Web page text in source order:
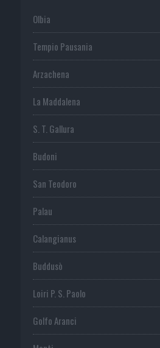
Olbia
Tempio Pausania
Arzachena
La Maddalena
S. T. Gallura
Budoni
San Teodoro
Palau
Calangianus
Buddusò
Loiri P. S. Paolo
Golfo Aranci